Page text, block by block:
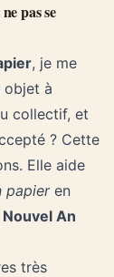
pas se
, je me
objet à
collectif, et
? Cette
Elle aide
papieren
An
très